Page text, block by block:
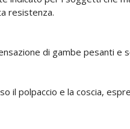
resistenza.
di gambe pesanti
il polpaccio e la coscia,